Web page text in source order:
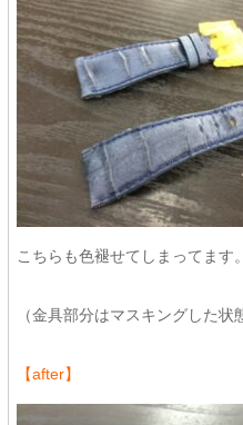
こちらも色褪せてしまってます。
（金具部分はマスキングした状
【after】